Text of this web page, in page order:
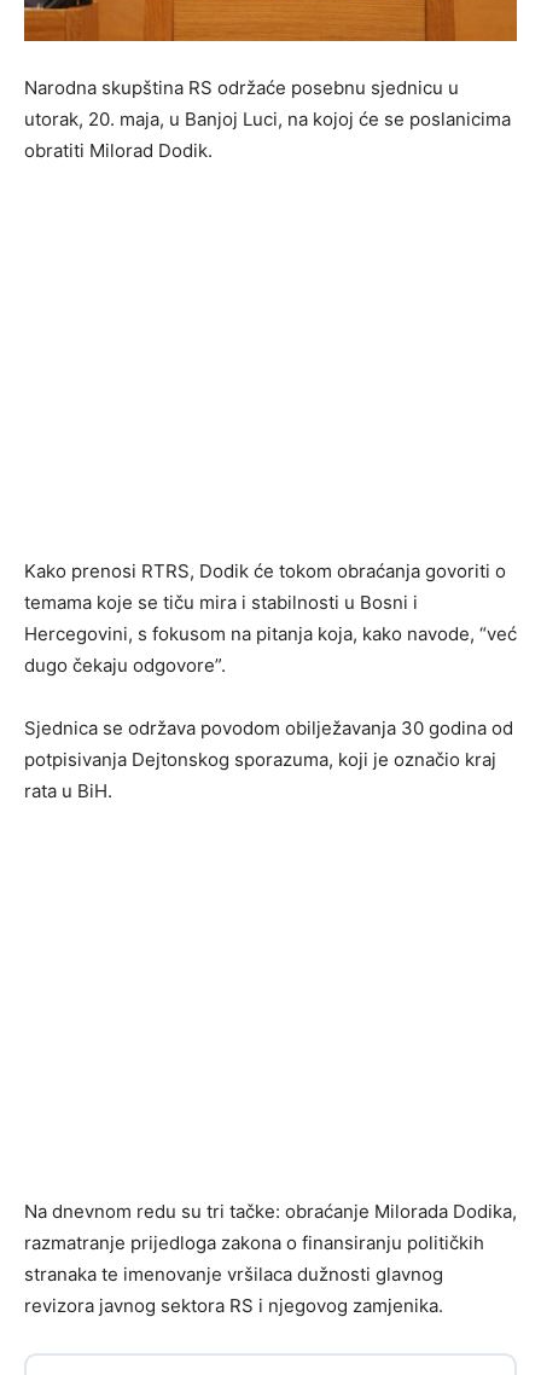
Narodna skupština RS održaće posebnu sjednicu u
utorak, 20. maja, u Banjoj Luci, na kojoj će se poslanicima
obratiti Milorad Dodik.
Kako prenosi RTRS, Dodik će tokom obraćanja govoriti o
temama koje se tiču mira i stabilnosti u Bosni i
Hercegovini, s fokusom na pitanja koja, kako navode, “već
dugo čekaju odgovore”.
Sjednica se održava povodom obilježavanja 30 godina od
potpisivanja Dejtonskog sporazuma, koji je označio kraj
rata u BiH.
Na dnevnom redu su tri tačke: obraćanje Milorada Dodika,
razmatranje prijedloga zakona o finansiranju političkih
stranaka te imenovanje vršilaca dužnosti glavnog
revizora javnog sektora RS i njegovog zamjenika.